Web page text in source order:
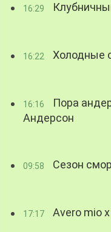
16:29
16:22 Холодные
16:16
Пора
Андерсон
09:58 Сезон
17:17 Avero mio